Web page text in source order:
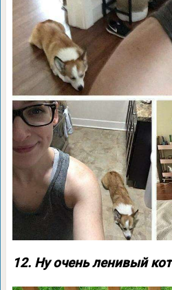
12. Ну очень ленивый кот